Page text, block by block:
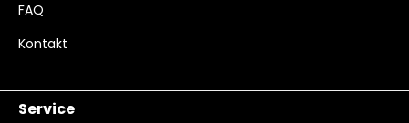
FAQ
Kontakt
Service